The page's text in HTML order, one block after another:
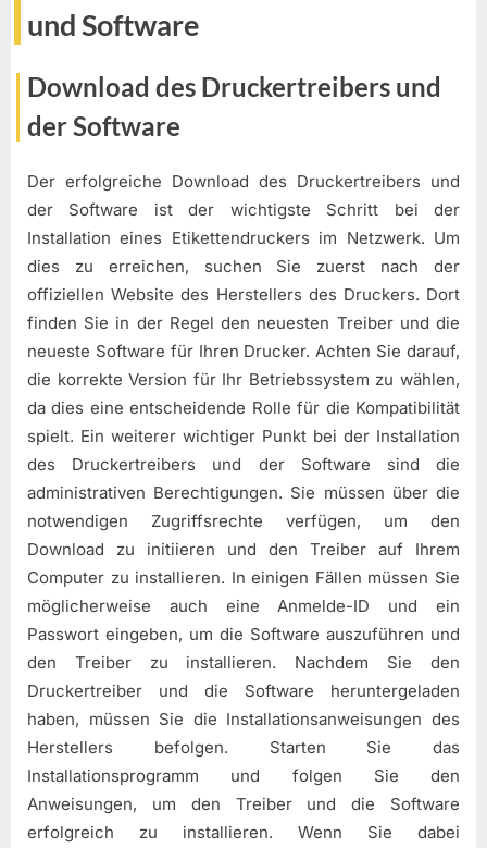
und Software
Download des Druckertreibers und
der Software
Der erfolgreiche Download des Druckertreibers und
der Software ist der wichtigste Schritt bei der
Installation eines Etikettendruckers im Netzwerk. Um
dies zu erreichen, suchen Sie zuerst nach der
offiziellen Website des Herstellers des Druckers. Dort
finden Sie in der Regel den neuesten Treiber und die
neueste Software für Ihren Drucker. Achten Sie darauf,
die korrekte Version für Ihr Betriebssystem zu wählen,
da dies eine entscheidende Rolle für die Kompatibilität
spielt. Ein weiterer wichtiger Punkt bei der Installation
des Druckertreibers und der Software sind die
administrativen Berechtigungen. Sie müssen über die
notwendigen Zugriffsrechte verfügen, um den
Download zu initiieren und den Treiber auf Ihrem
Computer zu installieren. In einigen Fällen müssen Sie
möglicherweise auch eine Anmelde-ID und ein
Passwort eingeben, um die Software auszuführen und
den Treiber zu installieren. Nachdem Sie den
Druckertreiber und die Software heruntergeladen
haben, müssen Sie die Installationsanweisungen des
Herstellers befolgen. Starten Sie das
Installationsprogramm und folgen Sie den
Anweisungen, um den Treiber und die Software
erfolgreich zu installieren. Wenn Sie dabei